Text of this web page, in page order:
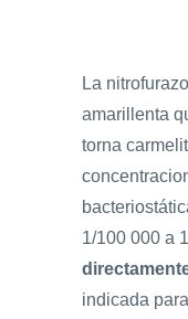
La
amarillenta
torna
1/100 000 a
indicada